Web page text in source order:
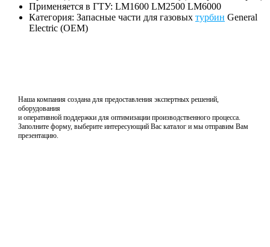
Применяется в ГТУ: LM1600 LM2500 LM6000
Категория: Запасные части для газовых турбин General
Electric (OEM)
Наша компания создана для предоставления экспертных решений,
оборудования
и оперативной поддержки для оптимизации производственного процесса.
Заполните форму, выберите интересующий Вас каталог и мы отправим Вам
презентацию.